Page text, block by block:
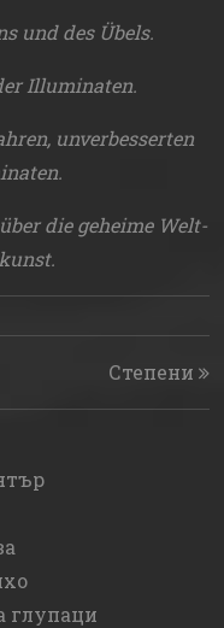
und des Übels.
Illuminaten.
unverbesserten
die geheime Welt-
Степени
глупаци